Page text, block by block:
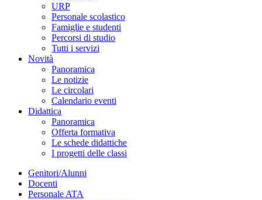
URP
Personale scolastico
Famiglie e studenti
Percorsi di studio
Tutti i servizi
Novità
Panoramica
Le notizie
Le circolari
Calendario eventi
Didattica
Panoramica
Offerta formativa
Le schede didattiche
I progetti delle classi
Genitori/Alunni
Docenti
Personale ATA